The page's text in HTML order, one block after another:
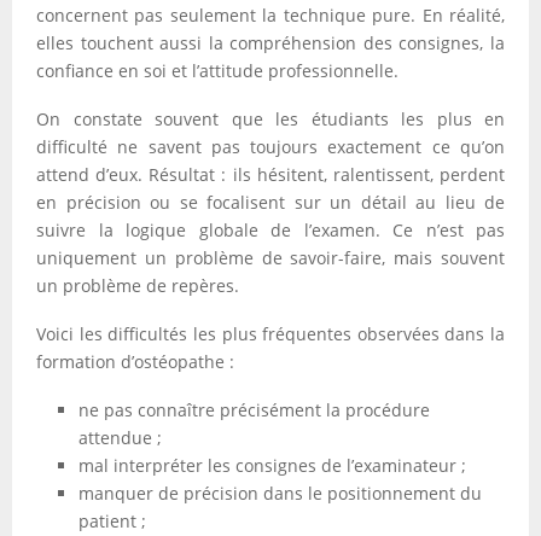
concernent pas seulement la technique pure. En réalité,
elles touchent aussi la compréhension des consignes, la
confiance en soi et l’attitude professionnelle.
On constate souvent que les étudiants les plus en
difficulté ne savent pas toujours exactement ce qu’on
attend d’eux. Résultat : ils hésitent, ralentissent, perdent
en précision ou se focalisent sur un détail au lieu de
suivre la logique globale de l’examen. Ce n’est pas
uniquement un problème de savoir-faire, mais souvent
un problème de repères.
Voici les difficultés les plus fréquentes observées dans la
formation d’ostéopathe :
ne pas connaître précisément la procédure
attendue ;
mal interpréter les consignes de l’examinateur ;
manquer de précision dans le positionnement du
patient ;